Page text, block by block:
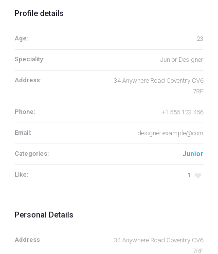
Profile details
Age: 23
Speciality: Junior Designer
Address:
34 Anywhere Road Coventry CV6
7RF
Phone: +1 555 123 456
Email: designer.example@com
Categories: Junior
Like: 1
Personal Details
Address
34 Anywhere Road Coventry CV6
7RF